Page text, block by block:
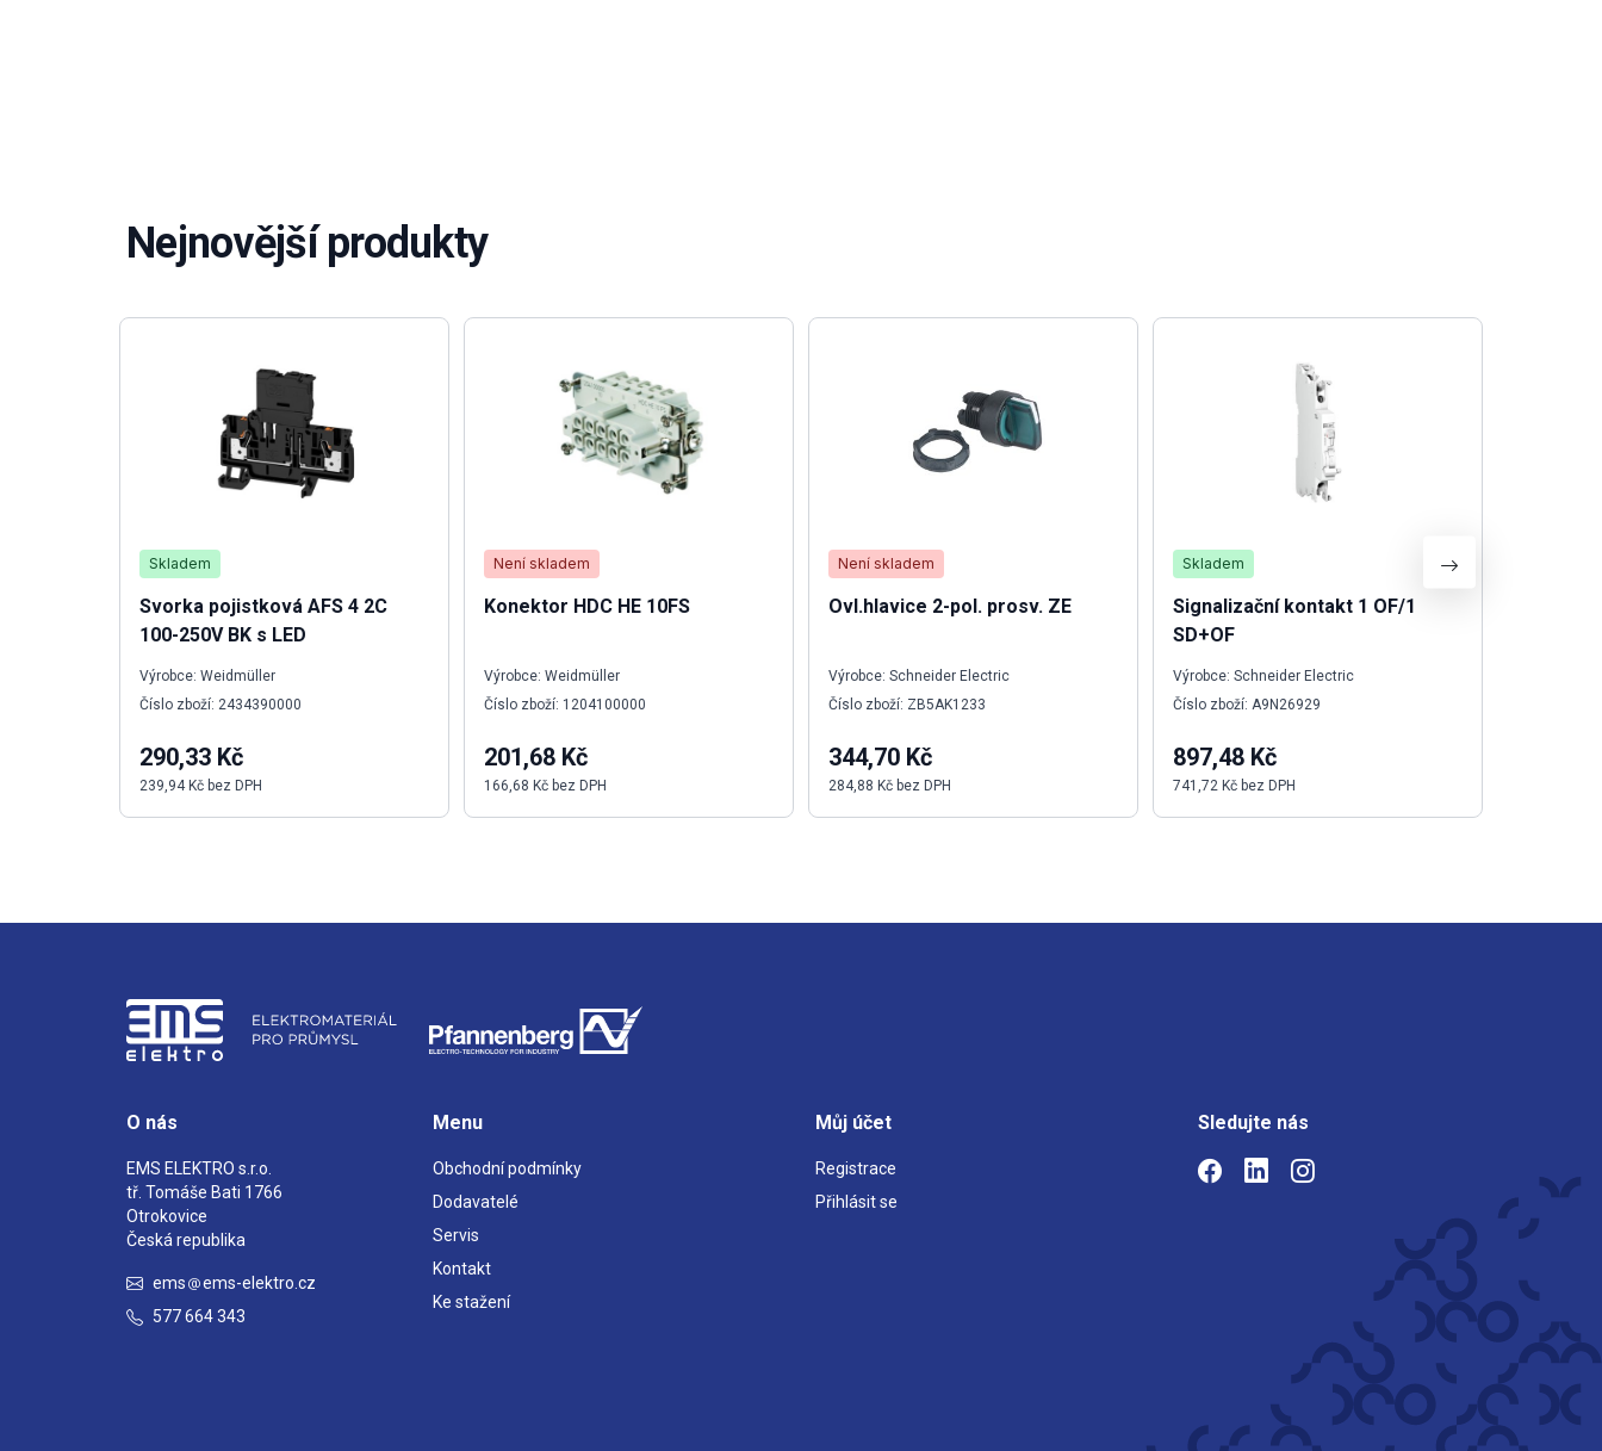
Nejnovější produkty
Skladem
Svorka pojistková AFS 4 2C
100-250V BK s LED
Výrobce: Weidmüller
Číslo zboží: 2434390000
290,33 Kč
239,94 Kč bez DPH
Není skladem
Konektor HDC HE 10FS
Výrobce: Weidmüller
Číslo zboží: 1204100000
201,68 Kč
166,68 Kč bez DPH
Není skladem
Ovl.hlavice 2-pol. prosv. ZE
Výrobce: Schneider Electric
Číslo zboží: ZB5AK1233
344,70 Kč
284,88 Kč bez DPH
Skladem
Signalizační kontakt 1 OF/1
SD+OF
Výrobce: Schneider Electric
Číslo zboží: A9N26929
897,48 Kč
741,72 Kč bez DPH
O nás
EMS ELEKTRO s.r.o.
tř. Tomáše Bati 1766
Otrokovice
Česká republika
ems
ems-elektro.cz
577 664 343
Menu
Obchodní podmínky
Dodavatelé
Servis
Kontakt
Ke stažení
Můj účet
Registrace
Přihlásit se
Sledujte nás